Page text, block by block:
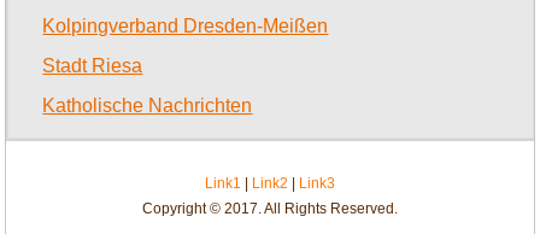
Kolpingverband Dresden-Meißen
Stadt Riesa
Katholische Nachrichten
Link1 Link2
Link3
Copyright © 2017. All Rights Reserved.